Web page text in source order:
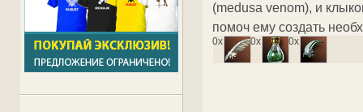
(medusa venom), и
помоч ему создать
0x 0x 0x